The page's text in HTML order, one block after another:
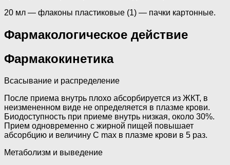
20 мл — флаконы пластиковые (1) — пачки картонные.
Фармакологическое действие
Фармакокинетика
Всасывание и распределение
После приема внутрь плохо абсорбируется из ЖКТ, в
неизмененном виде не определяется в плазме крови.
Биодоступность при приеме внутрь низкая, около 30%.
Прием одновременно с жирной пищей повышает
абсорбцию и величину C max в плазме крови в 5 раз.
Метаболизм и выведение